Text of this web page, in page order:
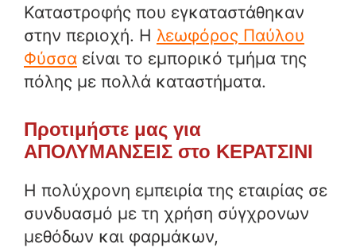
Καταστροφής που εγκαταστάθηκαν
στην περιοχή. Η λεωφόρος Παύλου
Φύσσα είναι το εμπορικό τμήμα της
πόλης με πολλά καταστήματα.
Προτιμήστε μας για
ΑΠΟΛΥΜΑΝΣΕΙΣ στο ΚΕΡΑΤΣΙΝΙ
Η πολύχρονη εμπειρία της εταιρίας σε
συνδυασμό με τη χρήση σύγχρονων
μεθόδων και φαρμάκων,